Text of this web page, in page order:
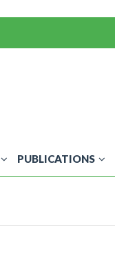
PUBLICATIONS